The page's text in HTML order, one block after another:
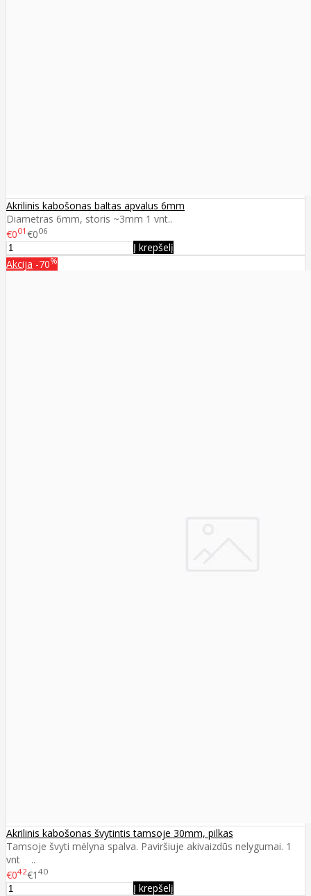
Akrilinis kabošonas baltas apvalus 6mm
Diametras 6mm, storis ~3mm 1 vnt..
€001 €006
Į krepšelį
Akcija -70%
Akrilinis kabošonas švytintis tamsoje 30mm, pilkas
Tamsoje švyti mėlyna spalva. Paviršiuje akivaizdūs nelygumai. 1
vnt ..
€042€1 40
Į krepšelį